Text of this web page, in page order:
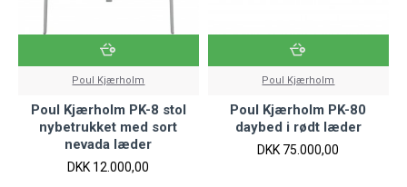
Poul Kjærholm
Poul Kjærholm PK-8 stol
nybetrukket med sort
nevada læder
DKK 12.000,00
Poul Kjærholm
Poul Kjærholm PK-80
daybed i rødt læder
DKK 75.000,00